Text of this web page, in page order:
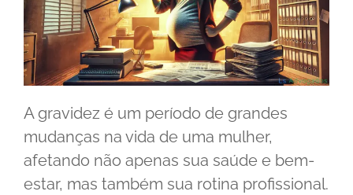
A gravidez é um período de grandes
mudanças na vida de uma mulher,
afetando não apenas sua saúde e bem-
estar, mas também sua rotina profissional.